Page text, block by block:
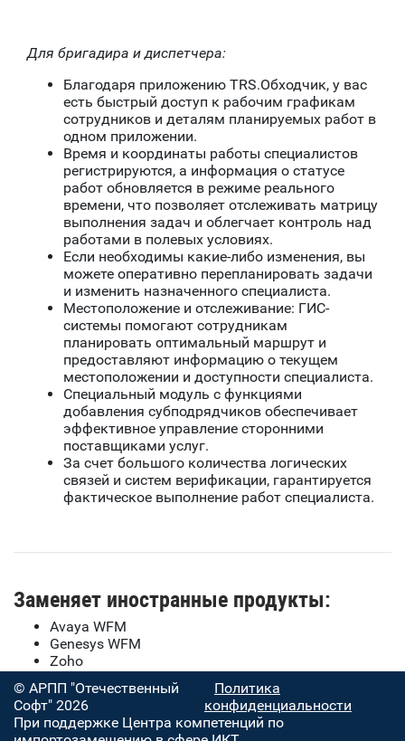
Для бригадира и диспетчера:
Благодаря приложению TRS.Обходчик, у вас
есть быстрый доступ к рабочим графикам
сотрудников и деталям планируемых работ в
одном приложении.
Время и координаты работы специалистов
регистрируются, а информация о статусе
работ обновляется в режиме реального
времени, что позволяет отслеживать матрицу
выполнения задач и облегчает контроль над
работами в полевых условиях.
Если необходимы какие-либо изменения, вы
можете оперативно перепланировать задачи
и изменить назначенного специалиста.
Местоположение и отслеживание: ГИС-
системы помогают сотрудникам
планировать оптимальный маршрут и
предоставляют информацию о текущем
местоположении и доступности специалиста.
Специальный модуль с функциями
добавления субподрядчиков обеспечивает
эффективное управление сторонними
поставщиками услуг.
За счет большого количества логических
связей и систем верификации, гарантируется
фактическое выполнение работ специалиста.
Заменяет иностранные продукты:
Avaya WFM
Genesys WFM
Zoho
© АРПП "Отечественный
Софт" 2026
Политика
конфиденциальности
При поддержке Центра компетенций по